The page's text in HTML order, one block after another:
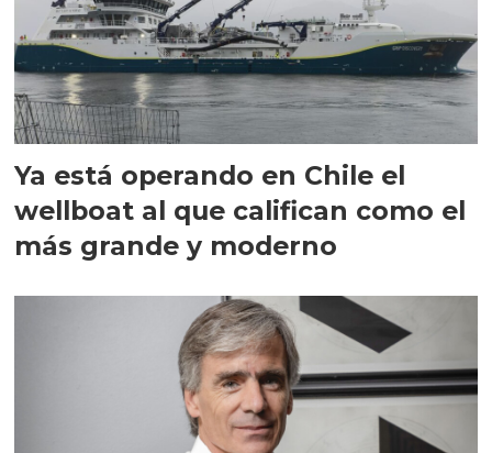
Ya está operando en Chile el
wellboat al que califican como el
más grande y moderno